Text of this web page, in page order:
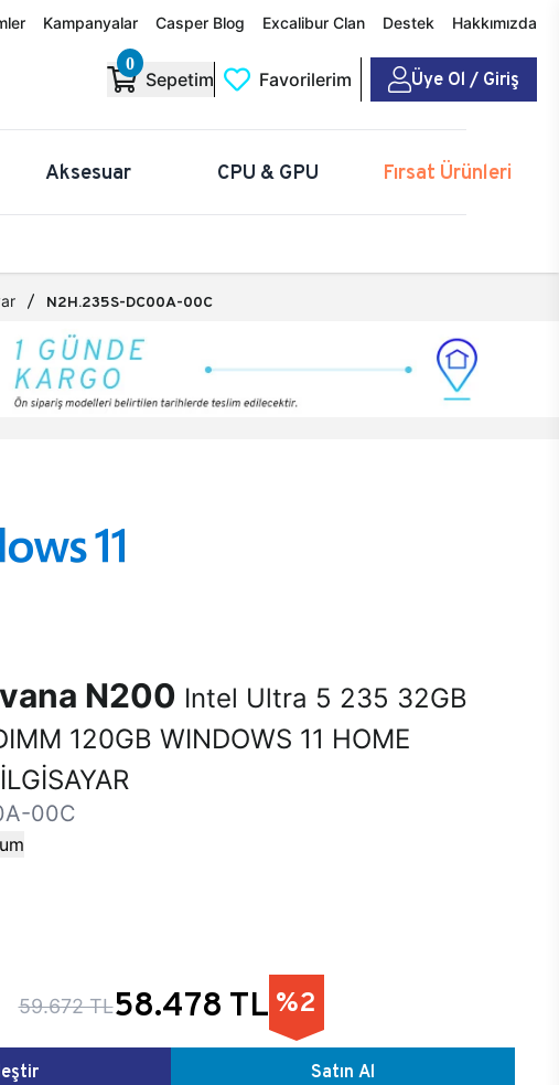
Kampanyalar Casper Blog Excalibur Clan Destek Hakkımızda
0
Sepetim Favorilerim Üye Ol / Giriş
Aksesuar CPU & GPU Fırsat Ürünleri
N2H.235S-DC00A-00C
N200 Intel Ultra 5 235 32GB
120GB WINDOWS 11 HOME
00C
59.672 TL58.478 TL %2
Satın Al